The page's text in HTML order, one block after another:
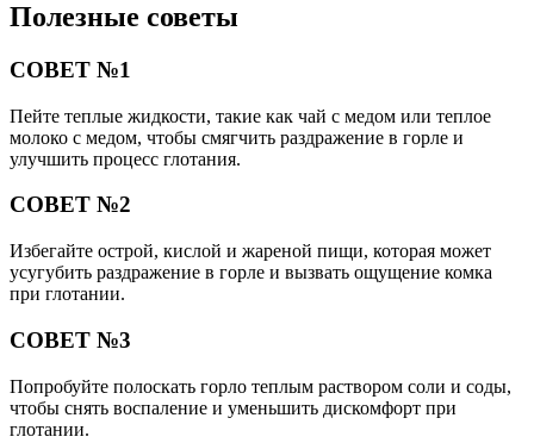
Полезные советы
СОВЕТ №1
Пейте теплые жидкости, такие как чай с медом или теплое
молоко с медом, чтобы смягчить раздражение в горле и
улучшить процесс глотания.
СОВЕТ №2
Избегайте острой, кислой и жареной пищи, которая может
усугубить раздражение в горле и вызвать ощущение комка
при глотании.
СОВЕТ №3
Попробуйте полоскать горло теплым раствором соли и соды,
чтобы снять воспаление и уменьшить дискомфорт при
глотании.